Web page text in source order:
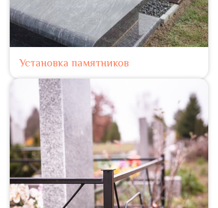
Установка памятников